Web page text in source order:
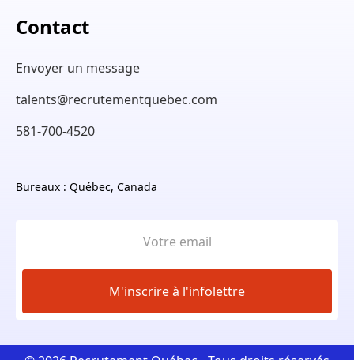
Contact
Envoyer un message
talents@recrutementquebec.com
581-700-4520
Bureaux : Québec, Canada